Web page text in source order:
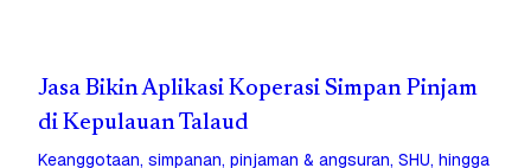
Jasa Bikin Aplikasi Koperasi Simpan Pinjam
di Kepulauan Talaud
Keanggotaan, simpanan, pinjaman & angsuran, SHU, hingga